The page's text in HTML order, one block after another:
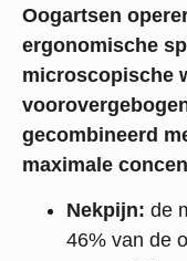
Oogartsen
ergonomische
microscopische
gecombineerd
maximale
Nekpijn: de
46% van de